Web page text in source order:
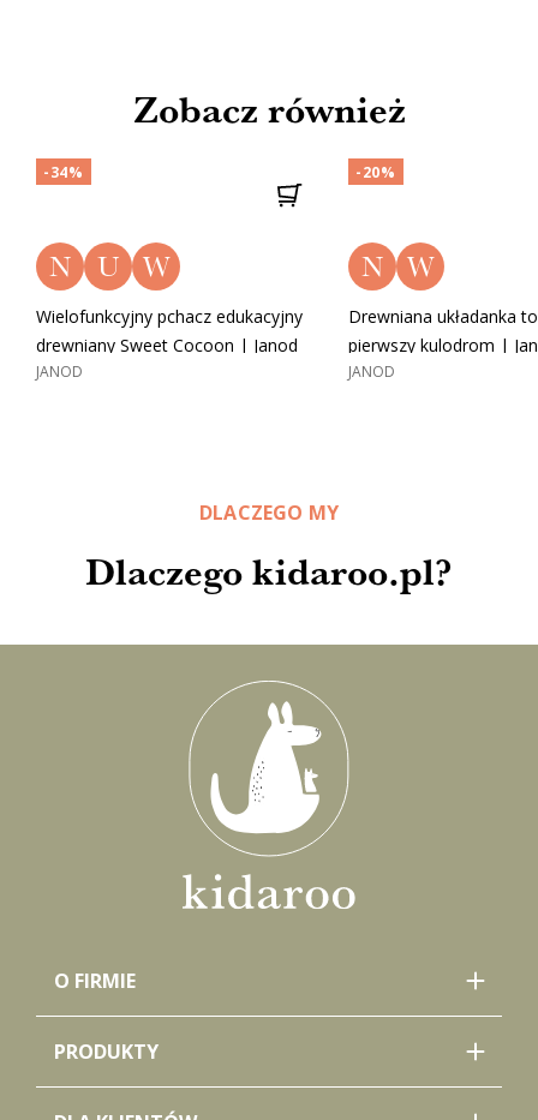
Zobacz również
N U W
Wielofunkcyjny pchacz edukacyjny
drewniany Sweet Cocoon | Janod
JANOD
-34%
N W
Drewniana układanka
pierwszy kulodrom |
JANOD
-20%
Dlaczego kidaroo.pl?
DLACZEGO MY
O FIRMIE
PRODUKTY